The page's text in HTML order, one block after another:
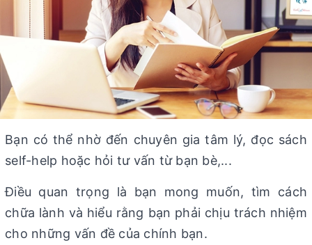
Bạn có thể nhờ đến chuyên gia tâm lý, đọc sách
self-help hoặc hỏi tư vấn từ bạn bè,...
Điều quan trọng là bạn mong muốn, tìm cách
chữa lành và hiểu rằng bạn phải chịu trách nhiệm
cho những vấn đề của chính bạn.